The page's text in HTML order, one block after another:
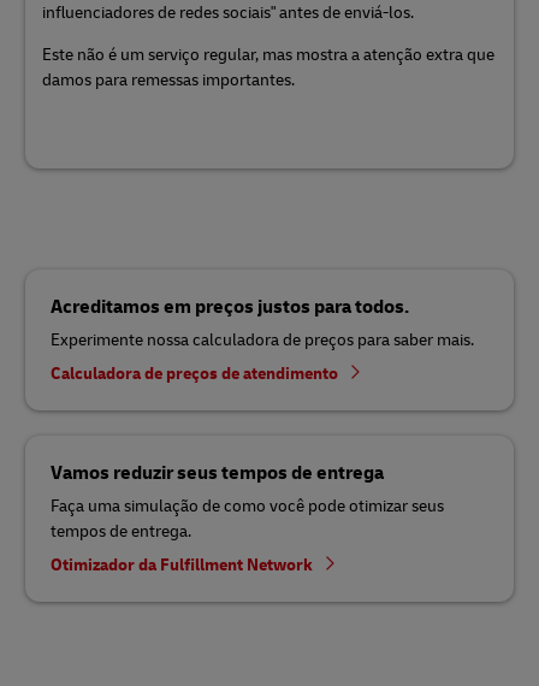
influenciadores de redes sociais" antes de enviá-los.
Este não é um serviço regular, mas mostra a atenção extra que
damos para remessas importantes.
Acreditamos em preços justos para todos.
Experimente nossa calculadora de preços para saber mais.
Calculadora de preços de atendimento
Vamos reduzir seus tempos de entrega
Faça uma simulação de como você pode otimizar seus
tempos de entrega.
Otimizador da Fulfillment Network